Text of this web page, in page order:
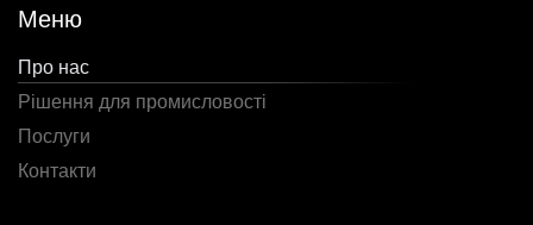
Меню
Про нас
Рішення для промисловості
Послуги
Контакти